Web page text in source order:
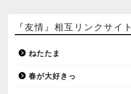
『友情』相互リンクサイト
ねたたま
春が大好きっ